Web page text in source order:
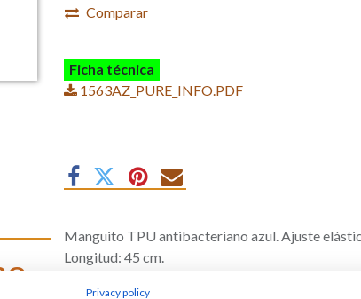
Comparar
Ficha técnica
1563AZ_PURE_INFO.PDF
Manguito TPU antibacteriano azul. Ajuste
Longitud: 45 cm.
Privacy policy